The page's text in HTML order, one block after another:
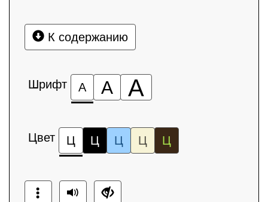
К содержанию
Шрифт А А А
Цвет Ц Ц Ц Ц Ц